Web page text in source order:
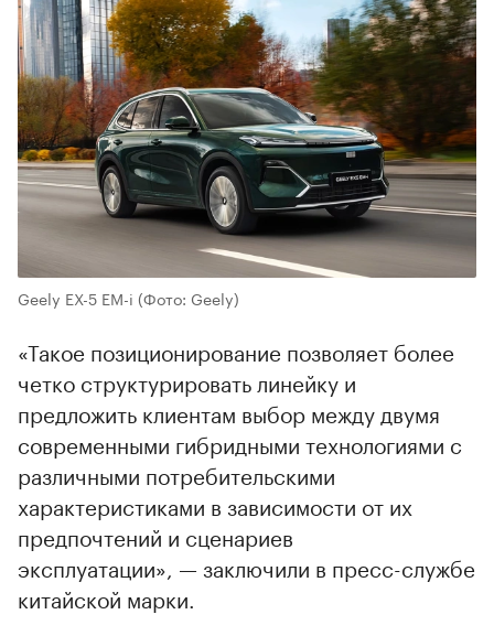
Geely EX-5 EM-i (Фото: Geely)
«Такое позиционирование позволяет более
четко структурировать линейку и
предложить клиентам выбор между двумя
современными гибридными технологиями с
различными потребительскими
характеристиками в зависимости от их
предпочтений и сценариев
эксплуатации», — заключили в пресс-службе
китайской марки.